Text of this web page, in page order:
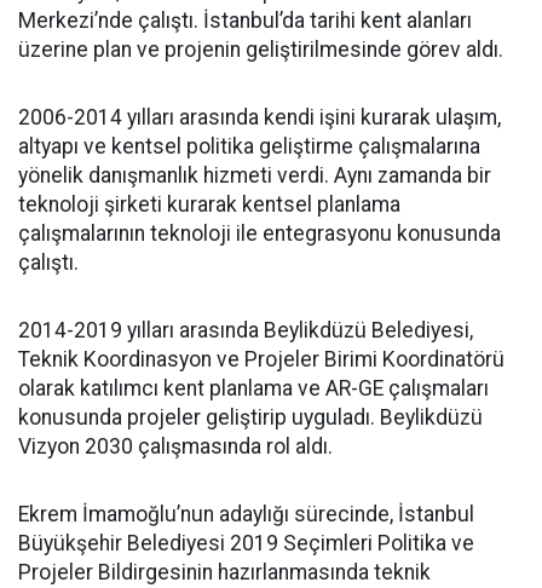
Merkezi’nde çalıştı. İstanbul’da tarihi kent alanları
üzerine plan ve projenin geliştirilmesinde görev aldı.
2006-2014 yılları arasında kendi işini kurarak ulaşım,
altyapı ve kentsel politika geliştirme çalışmalarına
yönelik danışmanlık hizmeti verdi. Aynı zamanda bir
teknoloji şirketi kurarak kentsel planlama
çalışmalarının teknoloji ile entegrasyonu konusunda
çalıştı.
2014-2019 yılları arasında Beylikdüzü Belediyesi,
Teknik Koordinasyon ve Projeler Birimi Koordinatörü
olarak katılımcı kent planlama ve AR-GE çalışmaları
konusunda projeler geliştirip uyguladı. Beylikdüzü
Vizyon 2030 çalışmasında rol aldı.
Ekrem İmamoğlu’nun adaylığı sürecinde, İstanbul
Büyükşehir Belediyesi 2019 Seçimleri Politika ve
Projeler Bildirgesinin hazırlanmasında teknik